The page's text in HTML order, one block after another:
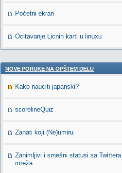
Početni ekran
Ocitavanje Licnih karti u linuxu
NOVE PORUKE NA OPŠTEM DELU
Kako nauciti japanski?
scorelineQuiz
Zanati koji (Ne)umiru
Zanimljivi i smešni statusi sa
mreža